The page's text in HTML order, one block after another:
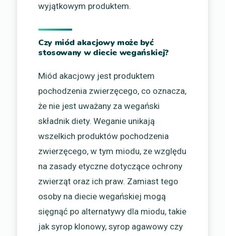
wyjątkowym produktem.
Czy miód akacjowy może być
stosowany w diecie wegańskiej?
Miód akacjowy jest produktem
pochodzenia zwierzęcego, co oznacza,
że nie jest uważany za wegański
składnik diety. Weganie unikają
wszelkich produktów pochodzenia
zwierzęcego, w tym miodu, ze względu
na zasady etyczne dotyczące ochrony
zwierząt oraz ich praw. Zamiast tego
osoby na diecie wegańskiej mogą
sięgnąć po alternatywy dla miodu, takie
jak syrop klonowy, syrop agawowy czy